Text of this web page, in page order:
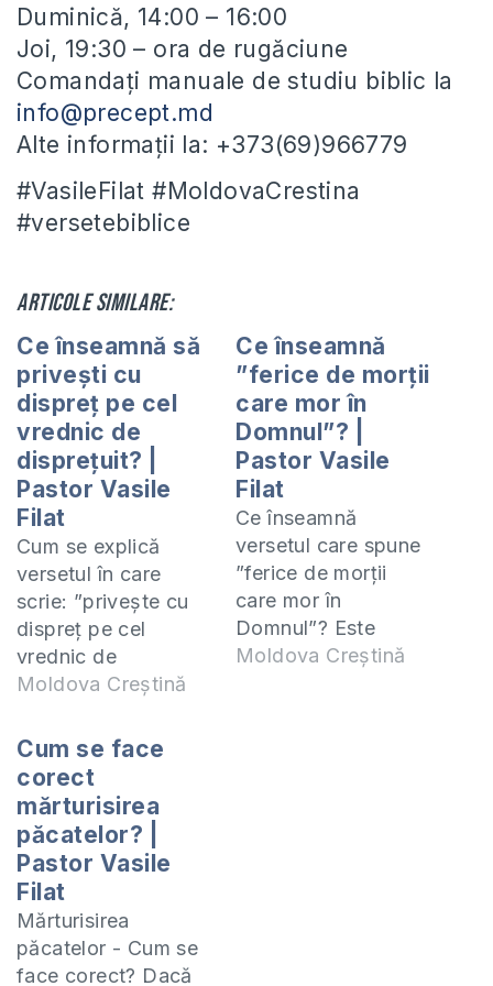
Duminică, 14:00 – 16:00
Joi, 19:30 – ora de rugăciune
Comandați manuale de studiu biblic la
info@precept.md
Alte informații la: +373(69)966779
#VasileFilat #MoldovaCrestina
#versetebiblice
Articole similare:
Ce înseamnă să
privești cu
dispreț pe cel
vrednic de
disprețuit? |
Pastor Vasile
Filat
Cum se explică
versetul în care
scrie: ”privește cu
dispreț pe cel
vrednic de
disprețuit”? Oare nu
cinstească pe toți
oamenii? Cum să
manifești dispreț
celui vrednic de
dispreț? Răspund la
aceste întrebări în
acest video pe care
vă invit să-l
ascultați. Acest
Moldova Creștină
Ce înseamnă
”ferice de morții
care mor în
Domnul”? |
Pastor Vasile
Filat
Ce înseamnă
versetul care spune
”ferice de morții
care mor în
Domnul”? Este
corectă această
Moldova Creștină
Cum se face
corect
mărturisirea
păcatelor? |
Pastor Vasile
Filat
Mărturisirea
păcatelor - Cum se
face corect? Dacă